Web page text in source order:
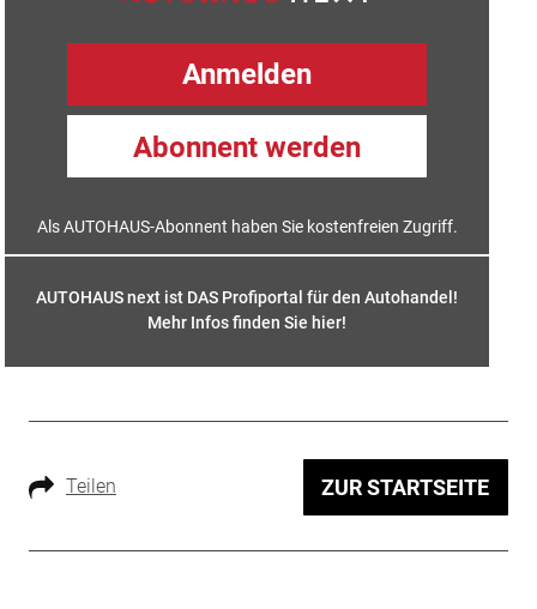
Anmelden
Abonnent werden
Als AUTOHAUS-Abonnent haben Sie kostenfreien Zugriff.
AUTOHAUS next ist DAS Profiportal für den Autohandel!
Mehr Infos finden Sie hier!
Teilen ZUR STARTSEITE